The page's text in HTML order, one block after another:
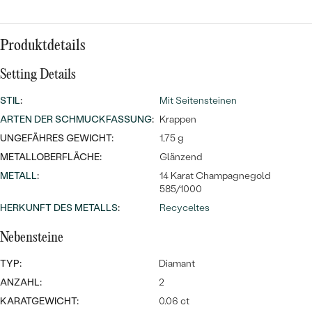
Wave Kollektion
ANSEHEN
NACH DER FORM
MASSGEFERTIGTER
Ohrrinnge
ANSEHEN
Personalisierte
Halsketten
ANSEHEN
Meistverkaufte
Ringe
ANSEHEN
Produktdetails
Setting Details
STIL:
Mit Seitensteinen
ARTEN DER SCHMUCKFASSUNG: Krappen
UNGEFÄHRES GEWICHT:
1,75 g
METALLOBERFLÄCHE:
Glänzend
METALL:
14 Karat Champagnegold
585/1000
HERKUNFT DES METALLS: Recyceltes
Nebensteine
TYP:
Diamant
ANZAHL:
2
KARATGEWICHT:
0.06 ct